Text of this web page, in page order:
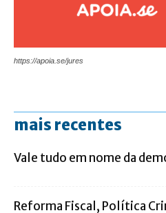
https://apoia.se/jures
mais recentes
Vale tudo em nome da
Reforma Fiscal, Política